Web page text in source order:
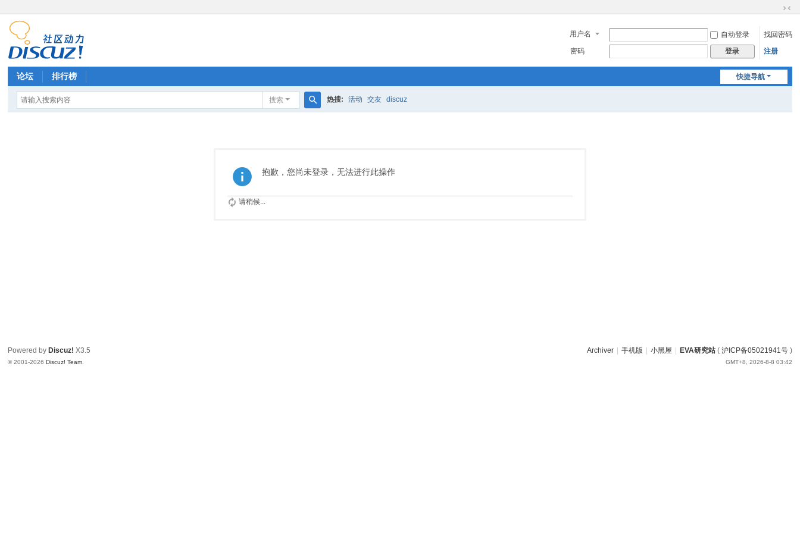
换
到
用户名 自动登录
找回密码
密码
登录 注册
快捷导航
论坛 排行榜
搜索 热搜: 活动 交友 discuz
抱歉，您尚未登录，无法进行此操作
请稍候...
Archiver 手机版 小黑屋 EVA研究站( 沪ICP备05021941号)
GMT+8, 2026-8-8 03:42
Powered by Discuz! X3.5
© 2001-2026Discuz! Team